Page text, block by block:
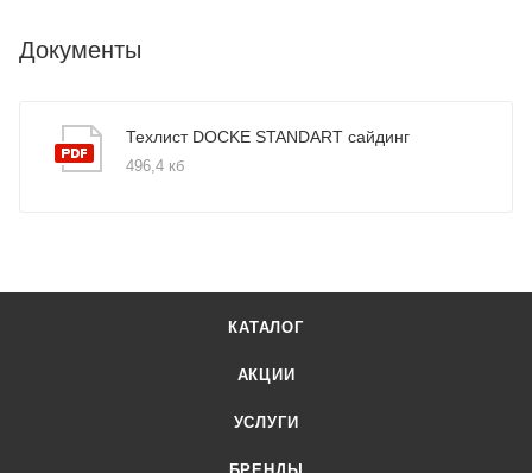
Документы
Техлист DOCKE STANDART сайдинг
496,4 кб
КАТАЛОГ
АКЦИИ
УСЛУГИ